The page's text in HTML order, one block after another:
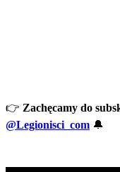
👉 Zachęcamy do
@Legionisci_com 🔔